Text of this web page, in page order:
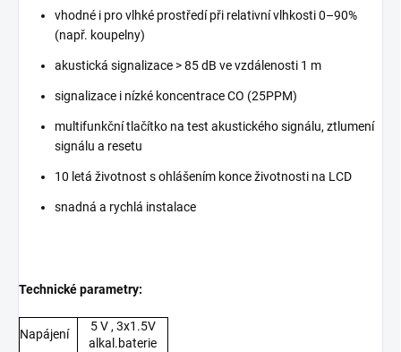
vhodné i pro vlhké prostředí při relativní vlhkosti 0–90%
(např. koupelny)
akustická signalizace > 85 dB ve vzdálenosti 1 m
signalizace i nízké koncentrace CO (25PPM)
multifunkční tlačítko na test akustického signálu, ztlumení
signálu a resetu
10 letá životnost s ohlášením konce životnosti na LCD
snadná a rychlá instalace
Technické parametry:
Napájení
5 V, 3x1.5V
alkal.baterie